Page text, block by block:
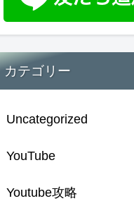
カテゴリー
Uncategorized
YouTube
Youtube攻略